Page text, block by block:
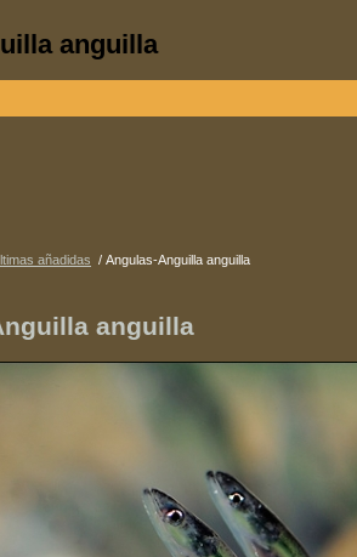
anguilla
añadidas / Angulas-Anguilla anguilla
anguilla